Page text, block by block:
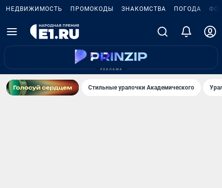
НЕДВИЖИМОСТЬ ПРОМОКОДЫ ЗНАКОМСТВА ПОГОДА
Стильные уралочки Академического